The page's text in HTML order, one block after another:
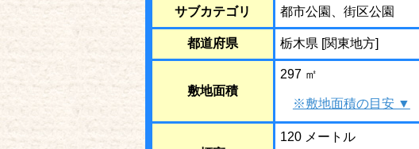
サブカテゴリ 都市公園、街区公園
都道府県 栃木県 [関東地方]
敷地面積
297 ㎡
※敷地面積の目安 ▼
120 メートル